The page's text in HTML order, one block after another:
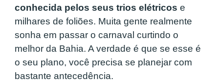
conhecida pelos seus trios elétricos e
milhares de foliões. Muita gente realmente
sonha em passar o carnaval curtindo o
melhor da Bahia. A verdade é que se esse é
o seu plano, você precisa se planejar com
bastante antecedência.